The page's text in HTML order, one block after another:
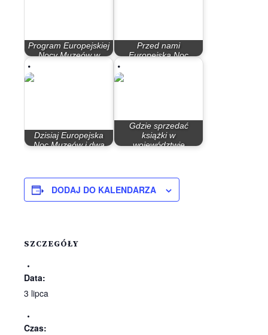
Program Europejskiej
Nocy Muzeów w
Przed nami
Europejska Noc
Dzisiaj Europejska
Noc Muzeów i dwa
Gdzie sprzedać
książki w
województwie
DODAJ DO KALENDARZA
SZCZEGÓŁY
Data:
3 lipca
Czas: